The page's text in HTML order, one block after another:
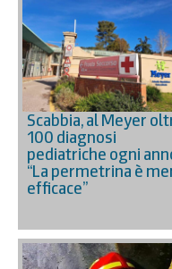
Scabbia, al Meyer
100 diagnosi
pediatriche ogni
“La permetrina è
efficace”